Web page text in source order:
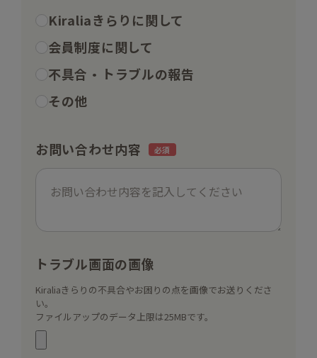
Kiraliaきらりに関して
会員制度に関して
不具合・トラブルの報告
その他
お問い合わせ内容
トラブル画面の画像
Kiraliaきらりの不具合やお困りの点を画像でお送りくださ
い。
ファイルアップのデータ上限は25MBです。